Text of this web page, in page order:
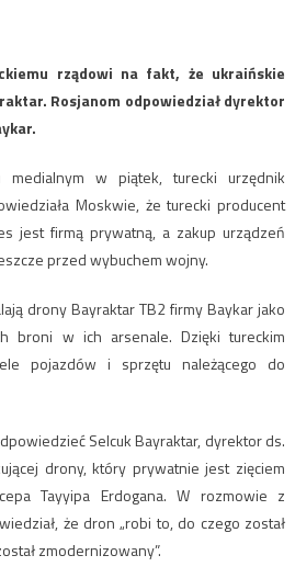
rządowi na fakt, że ukraińskie
Rosjanom odpowiedział dyrektor
medialnym w piątek, turecki urzędnik
Moskwie, że turecki producent
jest firmą prywatną, a zakup urządzeń
przed wybuchem wojny.
drony Bayraktar TB2 firmy Baykar jako
broni w ich arsenale. Dzięki tureckim
pojazdów i sprzętu należącego do
Selcuk Bayraktar, dyrektor ds.
drony, który prywatnie jest zięciem
Tayyipa Erdogana. W rozmowie z
że dron „robi to, do czego został
zmodernizowany”.